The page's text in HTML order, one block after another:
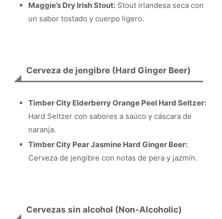
Maggie’s Dry Irish Stout: Stout irlandesa seca con
un sabor tostado y cuerpo ligero.
Cerveza de jengibre (Hard Ginger Beer)
Timber City Elderberry Orange Peel Hard Seltzer:
Hard Seltzer con sabores a saúco y cáscara de
naranja.
Timber City Pear Jasmine Hard Ginger Beer:
Cerveza de jengibre con notas de pera y jazmín.
Cervezas sin alcohol (Non-Alcoholic)